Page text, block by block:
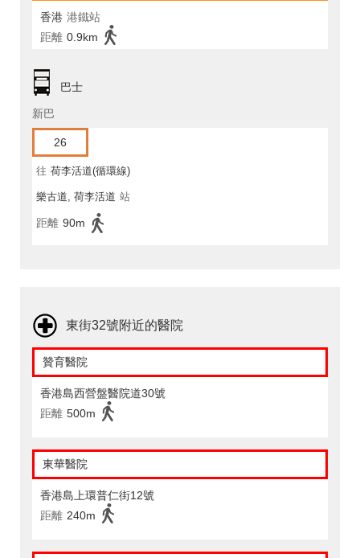
香港 港鐵站
距離 0.9km
巴士
新巴
26
往 荷李活道(循環線)
樂古道, 荷李活道 站
距離 90m
東街32號附近的醫院
贊育醫院
香港島西營盤醫院道30號
距離 500m
東華醫院
香港島上環普仁街12號
距離 240m